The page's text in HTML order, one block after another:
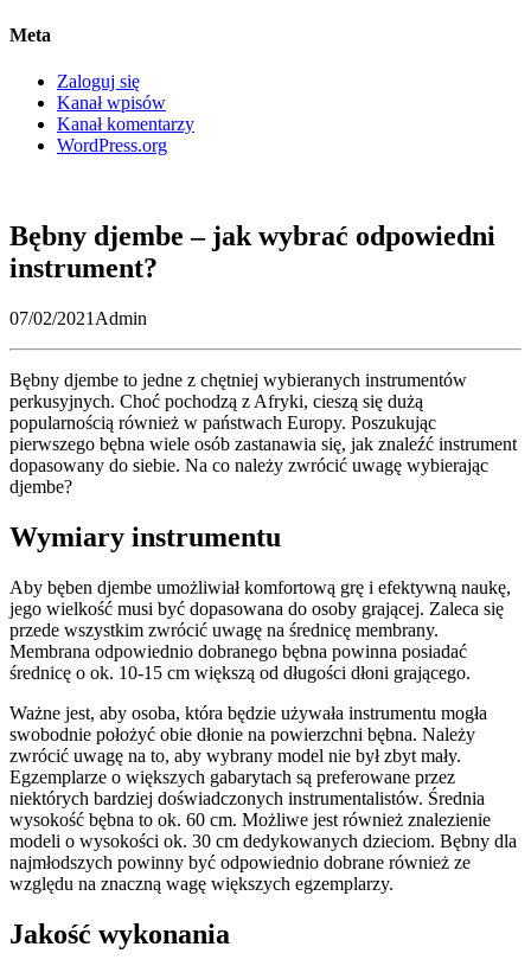
Meta
Zaloguj się
Kanał wpisów
Kanał komentarzy
WordPress.org
Bębny djembe – jak wybrać odpowiedni
instrument?
07/02/2021 Admin
Bębny djembe to jedne z chętniej wybieranych instrumentów
perkusyjnych. Choć pochodzą z Afryki, cieszą się dużą
popularnością również w państwach Europy. Poszukując
pierwszego bębna wiele osób zastanawia się, jak znaleźć instrument
dopasowany do siebie. Na co należy zwrócić uwagę wybierając
djembe?
Wymiary instrumentu
Aby bęben djembe umożliwiał komfortową grę i efektywną naukę,
jego wielkość musi być dopasowana do osoby grającej. Zaleca się
przede wszystkim zwrócić uwagę na średnicę membrany.
Membrana odpowiednio dobranego bębna powinna posiadać
średnicę o ok. 10-15 cm większą od długości dłoni grającego.
Ważne jest, aby osoba, która będzie używała instrumentu mogła
swobodnie położyć obie dłonie na powierzchni bębna. Należy
zwrócić uwagę na to, aby wybrany model nie był zbyt mały.
Egzemplarze o większych gabarytach są preferowane przez
niektórych bardziej doświadczonych instrumentalistów. Średnia
wysokość bębna to ok. 60 cm. Możliwe jest również znalezienie
modeli o wysokości ok. 30 cm dedykowanych dzieciom. Bębny dla
najmłodszych powinny być odpowiednio dobrane również ze
względu na znaczną wagę większych egzemplarzy.
Jakość wykonania